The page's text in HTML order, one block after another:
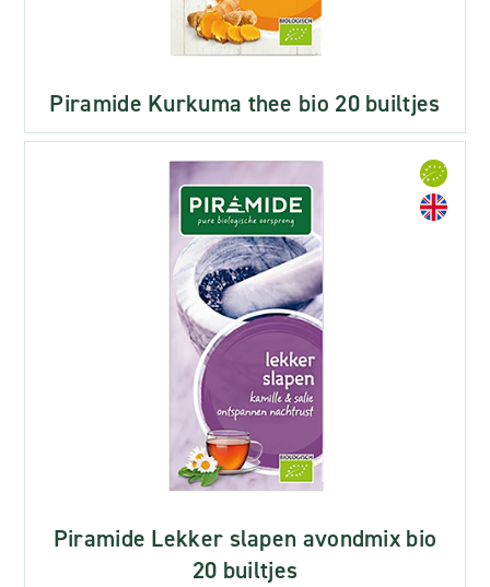
Piramide Kurkuma thee bio 20 builtjes
Piramide Lekker slapen avondmix bio
20 builtjes